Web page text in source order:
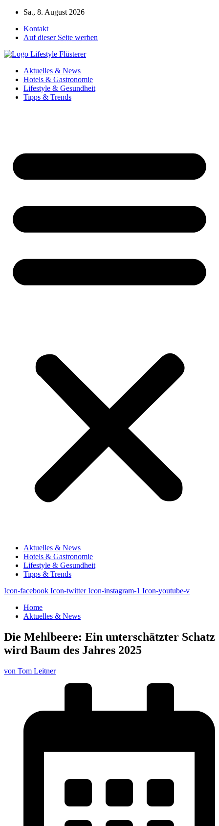
Zum
springen
Sa., 8. August 2026
Kontakt
Auf dieser Seite werben
Aktuelles & News
Hotels & Gastronomie
Lifestyle & Gesundheit
Tipps & Trends
Aktuelles & News
Hotels & Gastronomie
Lifestyle & Gesundheit
Tipps & Trends
Icon-facebook Icon-twitter Icon-instagram-1 Icon-youtube-v
Home
Aktuelles & News
Die Mehlbeere: Ein unterschätzter Schatz
wird Baum des Jahres 2025
von Tom Leitner